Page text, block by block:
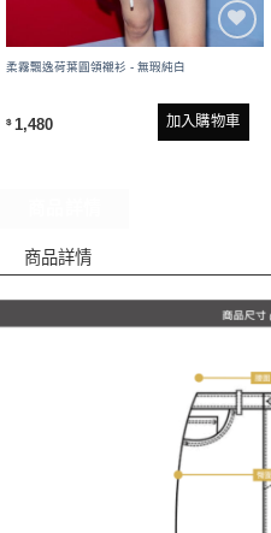
柔霧飄逸荷葉圓領襯衫 - 無瑕純白
$ 1,480 加入購物車
商品詳情